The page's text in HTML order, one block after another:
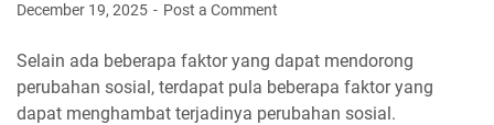
December 19, 2025 Post a Comment
Selain ada beberapa faktor yang dapat mendorong
perubahan sosial, terdapat pula beberapa faktor yang
dapat menghambat terjadinya perubahan sosial.